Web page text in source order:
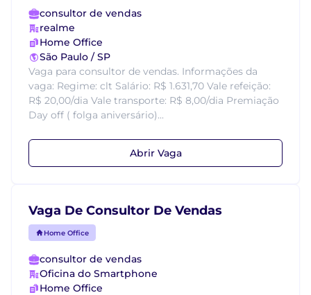
consultor de vendas
realme
Home Office
São Paulo / SP
Vaga para consultor de vendas. Informações da
vaga: Regime: clt Salário: R$ 1.631,70 Vale refeição:
R$ 20,00/dia Vale transporte: R$ 8,00/dia Premiação
Day off ( folga aniversário)...
Abrir Vaga
Vaga De Consultor De Vendas
Home Office
consultor de vendas
Oficina do Smartphone
Home Office